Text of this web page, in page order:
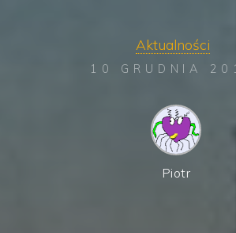
Aktualności
10 GRUDNIA
Piotr